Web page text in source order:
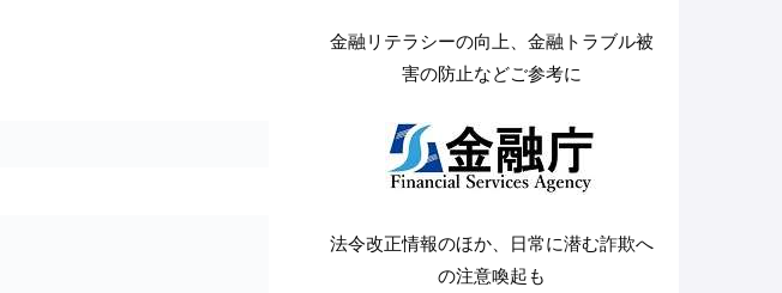
金融リテラシーの向上、金融トラブル被
害の防止などご参考に
法令改正情報のほか、日常に潜む詐欺へ
の注意喚起も